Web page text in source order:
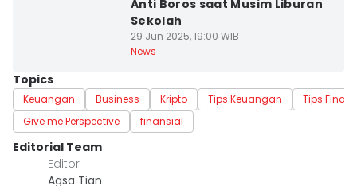
Anti Boros saat Musim Liburan
Sekolah
29 Jun 2025, 19:00 WIB
News
Topics
Keuangan Business Kripto Tips Keuangan
Tips
Give me Perspective
finansial
Editorial Team
Editor
Agsa Tian